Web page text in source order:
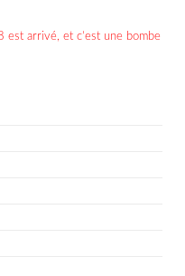
est arrivé, et c’est une bombe